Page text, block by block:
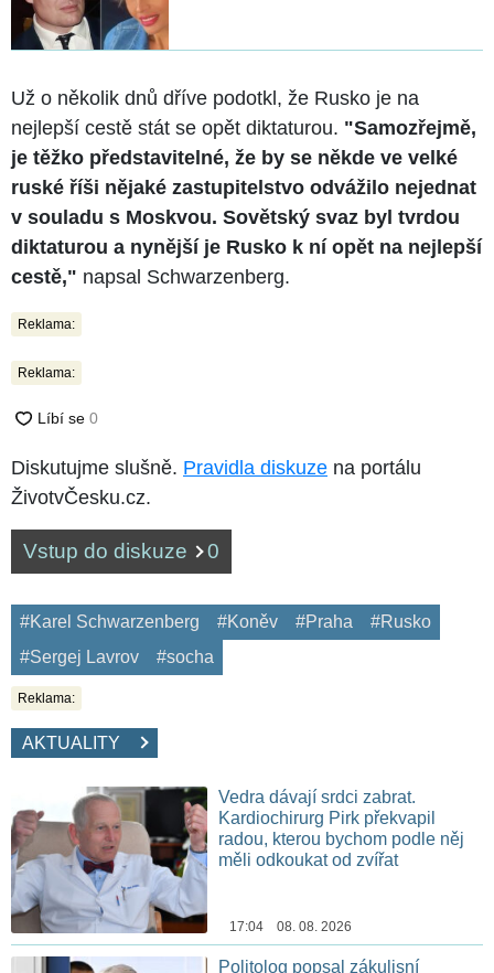
Už o několik dnů dříve podotkl, že Rusko je na
nejlepší cestě stát se opět diktaturou. "Samozřejmě,
je těžko představitelné, že by se někde ve velké
ruské říši nějaké zastupitelstvo odvážilo nejednat
v souladu s Moskvou. Sovětský svaz byl tvrdou
diktaturou a nynější je Rusko k ní opět na nejlepší
cestě," napsal Schwarzenberg.
Reklama:
Reklama:
Diskutujme slušně. Pravidla diskuze na portálu
ŽivotvČesku.cz.
Vstup do diskuze 0
#Karel Schwarzenberg #Koněv #Praha
#Rusko
#Sergej Lavrov
#socha
Reklama:
AKTUALITY
Vedra dávají srdci zabrat.
Kardiochirurg Pirk překvapil
radou, kterou bychom podle něj
měli odkoukat od zvířat
17:04 08. 08. 2026
Politolog popsal zákulisní